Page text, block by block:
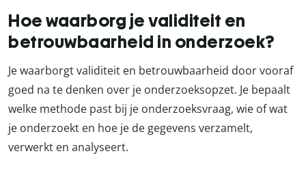
Hoe waarborg je validiteit en
betrouwbaarheid in onderzoek?
Je waarborgt validiteit en betrouwbaarheid door vooraf
goed na te denken over je onderzoeksopzet. Je bepaalt
welke methode past bij je onderzoeksvraag, wie of wat
je onderzoekt en hoe je de gegevens verzamelt,
verwerkt en analyseert.